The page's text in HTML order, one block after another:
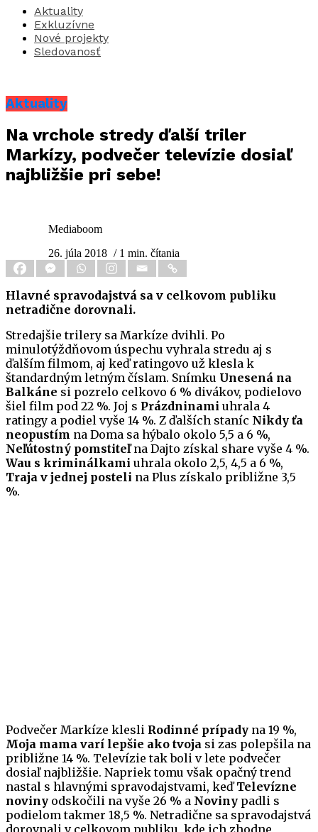
Aktuality
Exkluzívne
Nové projekty
Sledovanosť
Aktuality
Na vrchole stredy ďalší triler
Markízy, podvečer televízie dosiaľ
najbližšie pri sebe!
Mediaboom
26. júla 2018 / 1 min. čítania
Hlavné spravodajstvá sa v celkovom publiku
netradične dorovnali.
Stredajšie trilery sa Markíze dvihli. Po
minulotýždňovom úspechu vyhrala stredu aj s
ďalším filmom, aj keď ratingovo už klesla k
štandardným letným číslam. Snímku Unesená na
Balkáne si pozrelo celkovo 6 % divákov, podielovo
šiel film pod 22 %. Joj s Prázdninami uhrala 4
ratingy a podiel vyše 14 %. Z ďalších staníc Nikdy ťa
neopustím na Doma sa hýbalo okolo 5,5 a 6 %,
Neľútostný pomstiteľna Dajto získal share vyše 4 %.
Wau s kriminálkami uhrala okolo 2,5, 4,5 a 6 %,
Traja v jednej posteli na Plus získalo približne 3,5
%.
Podvečer Markíze klesli Rodinné prípady na 19 %,
Moja mama varí lepšie ako tvoja si zas polepšila na
približne 14 %. Televízie tak boli v lete podvečer
dosiaľ najbližšie. Napriek tomu však opačný trend
nastal s hlavnými spravodajstvami, keďTelevízne
noviny odskočili na vyše 26 % a Noviny padli s
podielom takmer 18,5 %. Netradične sa spravodajstvá